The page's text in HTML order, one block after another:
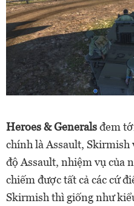
Heroes & Generalsđem
chính là Assault,
độ Assault, nhiệm vụ của
chiếm được tất cả các cứ
Skirmish thì giống như